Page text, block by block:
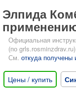
Элпида
Официальная
(по grls.rosminzdrav.ru)
См. откуда
Цены / купить